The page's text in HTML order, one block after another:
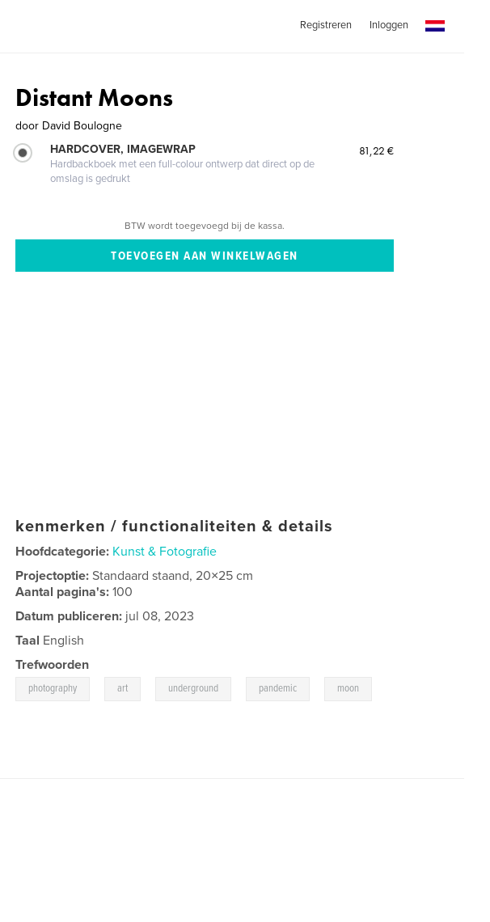
Registreren Inloggen
Distant Moons
door David Boulogne
HARDCOVER, IMAGEWRAP
Hardbackboek met een full-colour ontwerp dat direct op de
omslag is gedrukt
81,22 €
BTW wordt toegevoegd bij de kassa.
kenmerken / functionaliteiten & details
Hoofdcategorie: Kunst & Fotografie
Projectoptie:Standaard staand, 20×25 cm
Aantal pagina's:100
Datum publiceren: jul 08, 2023
Taal English
Trefwoorden
photography art underground pandemic moon